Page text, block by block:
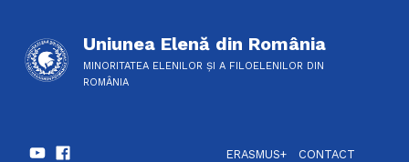
Uniunea Elenă din România
MINORITATEA ELENILOR ȘI A FILOELENILOR DIN
ROMÂNIA
SOCIAL LINKS
YoutubeFacebook
ERASMUS+
CONTACT